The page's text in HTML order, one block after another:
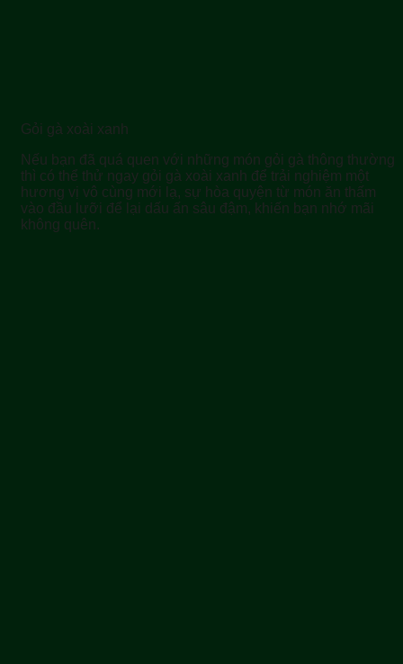
Gỏi gà xoài xanh
Nếu bạn đã quá quen với những món gỏi gà thông thường
thì có thể thử ngay gỏi gà xoài xanh để trải nghiệm một
hương vị vô cùng mới lạ, sự hòa quyện từ món ăn thấm
vào đầu lưỡi để lại dấu ấn sâu đậm, khiến bạn nhớ mãi
không quên.